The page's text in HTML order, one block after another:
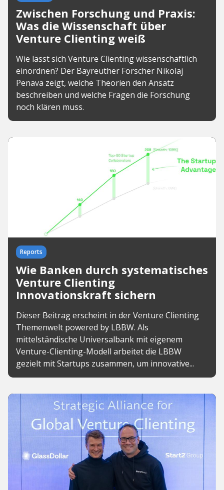
Zwischen Forschung und Praxis:
Was die Wissenschaft über
Venture Clienting weiß
Wie lässt sich Venture Clienting wissenschaftlich
einordnen? Der Bayreuther Forscher Nikolaj
Penava zeigt, welche Theorien den Ansatz
beschreiben und welche Fragen die Forschung
noch klären muss.
Reports
Wie Banken durch systematisches
Venture Clienting
Innovationskraft sichern
Dieser Beitrag erscheint in der Venture Clienting
Themenwelt powered by LBBW. Als
mittelständische Universalbank mit eigenem
Venture-Clienting-Modell arbeitet die LBBW
gezielt mit Startups zusammen, um innovative...